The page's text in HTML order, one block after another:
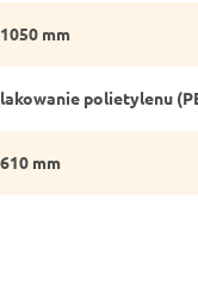
1050 mm
lakowanie polietylenu
610 mm